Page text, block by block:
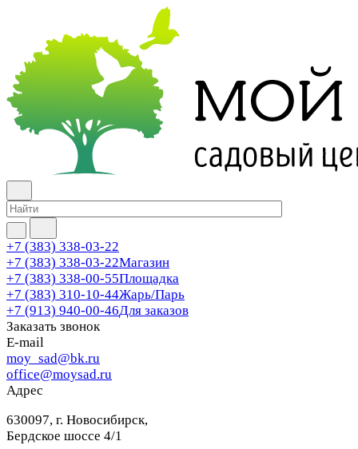
+7 (383) 338-03-22
+7 (383) 338-03-22Магазин
+7 (383) 338-00-55Площадка
+7 (383) 310-10-44Жарь/Парь
+7 (913) 940-00-46Для заказов
Заказать звонок
E-mail
moy_sad@bk.ru
office@moysad.ru
Адрес
630097, г. Новосибирск,
Бердское шоссе 4/1